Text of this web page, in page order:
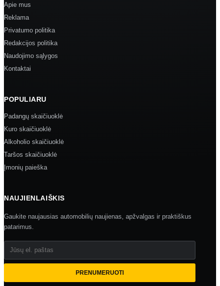
Apie mus
Reklama
Privatumo politika
Redakcijos politika
Naudojimo sąlygos
Kontaktai
POPULIARU
Padangų skaičiuoklė
Kuro skaičiuoklė
Alkoholio skaičiuoklė
Taršos skaičiuoklė
Įmonių paieška
NAUJIENLAIŠKIS
Gaukite naujausias automobilių naujienas, apžvalgas ir praktiškus
patarimus.
Jūsų el. paštas
PRENUMERUOTI